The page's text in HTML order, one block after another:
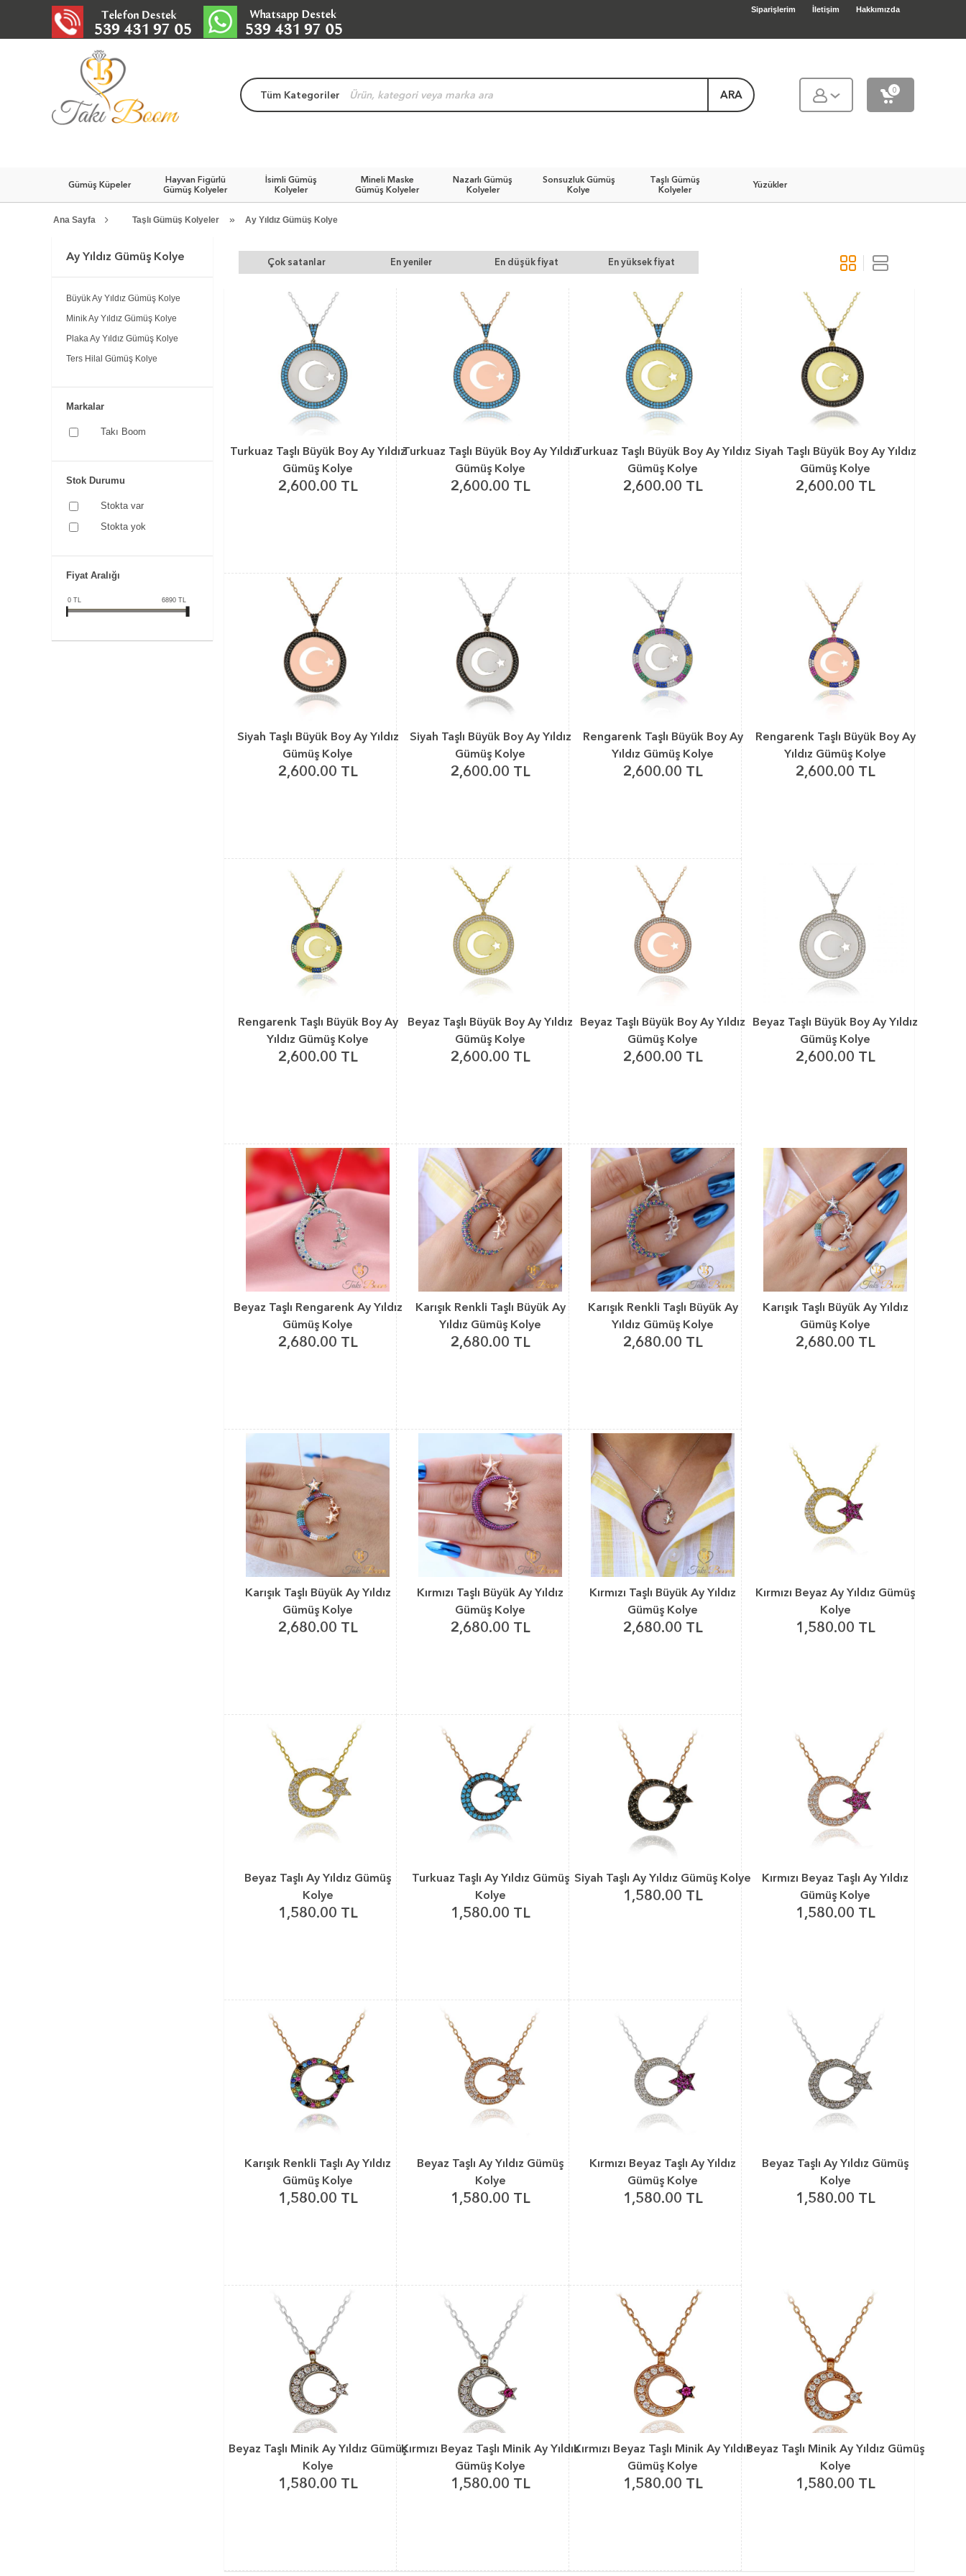
Siparişlerim İletişim Hakkımızda
Tüm Kategoriler ARA 0
Gümüş Küpeler
Hayvan Figürlü
Gümüş Kolyeler
İsimli Gümüş
Kolyeler
Mineli Maske
Gümüş Kolyeler
Nazarlı Gümüş
Kolyeler
Sonsuzluk Gümüş
Kolye
Taşlı Gümüş
Kolyeler
Yüzükler
Ana Sayfa Taşlı Gümüş Kolyeler » Ay Yıldız Gümüş Kolye
Ay Yıldız Gümüş Kolye
Büyük Ay Yıldız Gümüş Kolye
Minik Ay Yıldız Gümüş Kolye
Plaka Ay Yıldız Gümüş Kolye
Ters Hilal Gümüş Kolye
Markalar
Takı Boom
Stok Durumu
Stokta var
Stokta yok
Fiyat Aralığı
0 TL 6890 TL
Çok satanlar En yeniler En düşük fiyat En yüksek fiyat
Turkuaz Taşlı Büyük Boy Ay Yıldız
Gümüş Kolye
2,600.00 TL
Turkuaz Taşlı Büyük Boy Ay Yıldız
Gümüş Kolye
2,600.00 TL
Turkuaz Taşlı Büyük Boy Ay Yıldız
Gümüş Kolye
2,600.00 TL
Siyah Taşlı Büyük Boy Ay Yıldız
Gümüş Kolye
2,600.00 TL
Siyah Taşlı Büyük Boy Ay Yıldız
Gümüş Kolye
2,600.00 TL
Siyah Taşlı Büyük Boy Ay Yıldız
Gümüş Kolye
2,600.00 TL
Rengarenk Taşlı Büyük Boy Ay
Yıldız Gümüş Kolye
2,600.00 TL
Rengarenk Taşlı Büyük Boy Ay
Yıldız Gümüş Kolye
2,600.00 TL
Rengarenk Taşlı Büyük Boy Ay
Yıldız Gümüş Kolye
2,600.00 TL
Beyaz Taşlı Büyük Boy Ay Yıldız
Gümüş Kolye
2,600.00 TL
Beyaz Taşlı Büyük Boy Ay Yıldız
Gümüş Kolye
2,600.00 TL
Beyaz Taşlı Büyük Boy Ay Yıldız
Gümüş Kolye
2,600.00 TL
Beyaz Taşlı Rengarenk Ay Yıldız
Gümüş Kolye
2,680.00 TL
Karışık Renkli Taşlı Büyük Ay
Yıldız Gümüş Kolye
2,680.00 TL
Karışık Renkli Taşlı Büyük Ay
Yıldız Gümüş Kolye
2,680.00 TL
Karışık Taşlı Büyük Ay Yıldız
Gümüş Kolye
2,680.00 TL
Karışık Taşlı Büyük Ay Yıldız
Gümüş Kolye
2,680.00 TL
Kırmızı Taşlı Büyük Ay Yıldız
Gümüş Kolye
2,680.00 TL
Kırmızı Taşlı Büyük Ay Yıldız
Gümüş Kolye
2,680.00 TL
Kırmızı Beyaz Ay Yıldız Gümüş
Kolye
1,580.00 TL
Beyaz Taşlı Ay Yıldız Gümüş
Kolye
1,580.00 TL
Turkuaz Taşlı Ay Yıldız Gümüş
Kolye
1,580.00 TL
Siyah Taşlı Ay Yıldız Gümüş Kolye
1,580.00 TL
Kırmızı Beyaz Taşlı Ay Yıldız
Gümüş Kolye
1,580.00 TL
Karışık Renkli Taşlı Ay Yıldız
Gümüş Kolye
1,580.00 TL
Beyaz Taşlı Ay Yıldız Gümüş
Kolye
1,580.00 TL
Kırmızı Beyaz Taşlı Ay Yıldız
Gümüş Kolye
1,580.00 TL
Beyaz Taşlı Ay Yıldız Gümüş
Kolye
1,580.00 TL
Beyaz Taşlı Minik Ay Yıldız Gümüş
Kolye
1,580.00 TL
Kırmızı Beyaz Taşlı Minik Ay Yıldız
Gümüş Kolye
1,580.00 TL
Kırmızı Beyaz Taşlı Minik Ay Yıldız
Gümüş Kolye
1,580.00 TL
Beyaz Taşlı Minik Ay Yıldız Gümüş
Kolye
1,580.00 TL